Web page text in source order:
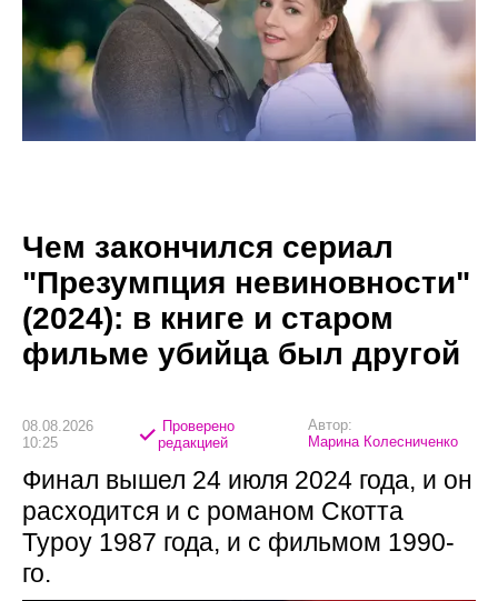
Чем закончился сериал
"Презумпция невиновности"
(2024): в книге и старом
фильме убийца был другой
08.08.2026
10:25
Проверено
редакцией
Автор:
Марина Колесниченко
Финал вышел 24 июля 2024 года, и он
расходится и с романом Скотта
Туроу 1987 года, и с фильмом 1990-
го.